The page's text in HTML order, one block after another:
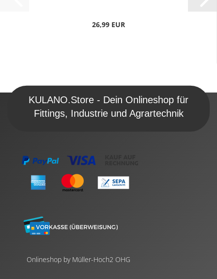
26,99 EUR
KULANO.Store - Dein Onlineshop für
Fittings, Industrie und Agrartechnik
Onlineshop by Müller-Hoch2 OHG